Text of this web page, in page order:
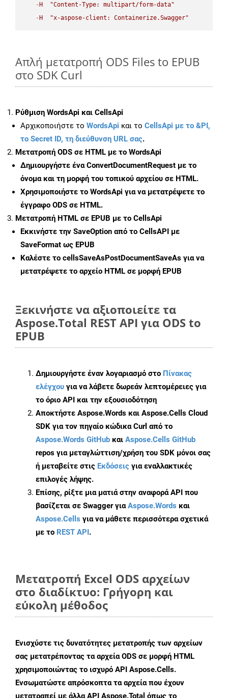
- H
"Content-Type: multipart/form-data"
- H "x-aspose-client: Containerize.Swagger"
Απλή μετατροπή ODS Files to EPUB
στο SDK Curl
Ρύθμιση WordsApi και CellsApi
Αρχικοποιήστε το WordsApi και το CellsApi με το &PI,
το Secret ID, τη διεύθυνση URL σας.
Μετατροπή ODS σε HTML με το WordsApi
Δημιουργήστε έναConvertDocumentRequest με το
όνομα και τη μορφή του τοπικού αρχείου σε HTML.
Χρησιμοποιήστε το WordsApi για να μετατρέψετε το
έγγραφο ODS σε HTML.
Μετατροπή HTML σε EPUB με το CellsApi
Εκκινήστε την SaveOption από το CellsAPI με
SaveFormat ως EPUB
Καλέστε το cellsSaveAsPostDocumentSaveAs για να
μετατρέψετε το αρχείο HTML σε μορφή EPUB
Ξεκινήστε να αξιοποιείτε τα
Aspose.Total REST API για ODS to
EPUB
Δημιουργήστε έναν λογαριασμό στο Πίνακας
ελέγχου για να λάβετε δωρεάν λεπτομέρειες για
το όριο API και την εξουσιοδότηση
Αποκτήστε Aspose.Words και Aspose.Cells Cloud
SDK για τον πηγαίο κώδικα Curl από το
Aspose.Words GitHub και Aspose.Cells GitHub
repos για μεταγλώττιση/χρήση του SDK μόνοι σας
ή μεταβείτε στις Εκδόσεις για εναλλακτικές
επιλογές λήψης.
Επίσης, ρίξτε μια ματιά στην αναφορά API που
βασίζεται σε Swagger γιαAspose.Words και
Aspose.Cells για να μάθετε περισσότερα σχετικά
με το REST API.
Μετατροπή Excel ODS αρχείων
στο διαδίκτυο: Γρήγορη και
εύκολη μέθοδος
Ενισχύστε τις δυνατότητες μετατροπής των αρχείων
σας μετατρέποντας τα αρχεία ODS σε μορφή HTML
χρησιμοποιώντας το ισχυρό API Aspose.Cells.
Ενσωματώστε απρόσκοπτα τα αρχεία που έχουν
μετατραπεί με άλλα API Aspose.Total όπως το